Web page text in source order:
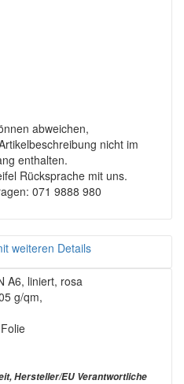
abweichen,
nicht im
enthalten.
Rücksprache mit uns.
071 9888 980
weiteren Details
A6, liniert, rosa
g/qm,
Hersteller/EU Verantwortliche